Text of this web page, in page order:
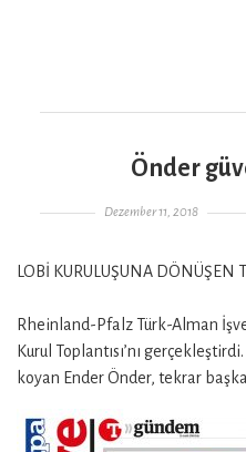
Önder
Gepostet am
Dezember 11, 2018
LOBİ KURULUŞUNA DÖNÜŞEN
Rheinland-Pfalz Türk-Alman
Kurul Toplantısı’nı
koyan Ender Önder, tekrar